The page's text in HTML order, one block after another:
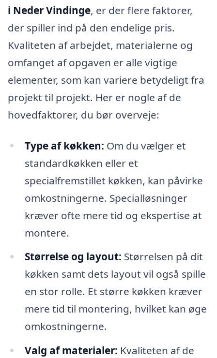
i Neder Vindinge, er der flere faktorer,
der spiller ind på den endelige pris.
Kvaliteten af arbejdet, materialerne og
omfanget af opgaven er alle vigtige
elementer, som kan variere betydeligt fra
projekt til projekt. Her er nogle af de
hovedfaktorer, du bør overveje:
Type af køkken: Om du vælger et
standardkøkken eller et
specialfremstillet køkken, kan påvirke
omkostningerne. Specialløsninger
kræver ofte mere tid og ekspertise at
montere.
Størrelse og layout: Størrelsen på dit
køkken samt dets layout vil også spille
en stor rolle. Et større køkken kræver
mere tid til montering, hvilket kan øge
omkostningerne.
Valg af materialer: Kvaliteten af de